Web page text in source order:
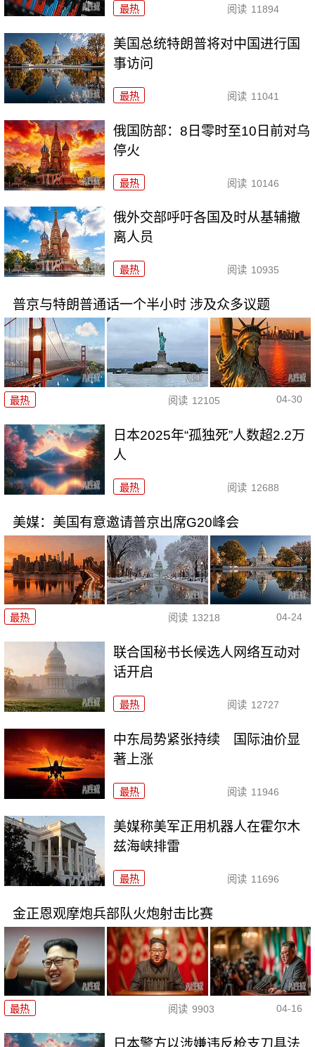
最热 阅读 11894
美国总统特朗普将对中国进行国
事访问
最热 阅读 11041
俄国防部：8日零时至10日前对乌
停火
最热 阅读 10146
俄外交部呼吁各国及时从基辅撤
离人员
最热 阅读 10935
普京与特朗普通话一个半小时 涉及众多议题
最热 阅读 12105 04-30
日本2025年“孤独死”人数超2.2万
人
最热 阅读 12688
美媒：美国有意邀请普京出席G20峰会
最热 阅读 13218 04-24
联合国秘书长候选人网络互动对
话开启
最热 阅读 12727
中东局势紧张持续 国际油价显
著上涨
最热 阅读 11946
美媒称美军正用机器人在霍尔木
兹海峡排雷
最热 阅读 11696
金正恩观摩炮兵部队火炮射击比赛
最热 阅读 9903 04-16
日本警方以涉嫌违反枪支刀具法